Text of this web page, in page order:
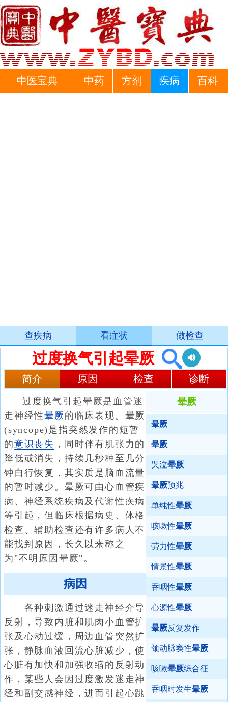
中医宝典 中药 方剂 疾病 百科
查疾病 看症状 做检查
过度换气引起晕厥
简介 原因 检查 诊断
晕厥
晕厥
晕厥
哭泣晕厥
晕厥预兆
单纯性晕厥
咳嗽性晕厥
劳力性晕厥
情景性晕厥
吞咽性晕厥
心源性晕厥
晕厥反复发作
颈动脉窦性晕厥
咳嗽晕厥综合征
吞咽时发生晕厥
过度换气引起晕厥是血管迷
走神经性晕厥 的临床表现。晕厥
(syncope)是指突然发作的短暂
的意识丧失 ，同时伴有肌张力的
降低或消失，持续几秒种至几分
钟自行恢复，其实质是脑血流量
的暂时减少。晕厥可由心血管疾
病、神经系统疾病及代谢性疾病
等引起，但临床根据病史、体格
检查、辅助检查还有许多病人不
能找到原因，长久以来称之
为"不明原因晕厥"。
病因
各种刺激通过迷走神经介导
反射，导致内脏和肌肉小血管扩
张及心动过缓，周边血管突然扩
张，静脉血液回流心脏减少，使
心脏有加快和加强收缩的反射动
作，某些人会因过度激发迷走神
经和副交感神经，进而引起心跳